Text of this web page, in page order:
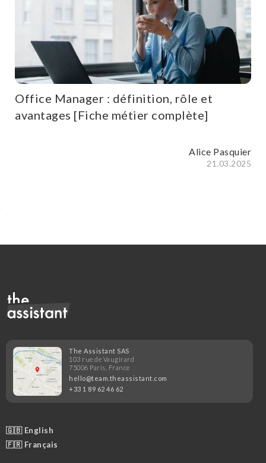
Office Manager : définition, rôle et
avantages [Fiche métier complète]
Alice Pasquier
21.03.2025
The Assistant SAS
103 rue de Vaugirard
75006 Paris, France
hello@team.theassistant.com
+33 1 89 62 46 62
🇬🇧 English
🇫🇷 Français